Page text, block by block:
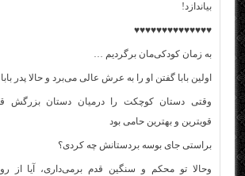
بیاندازد!
♥♥♥♥♥♥♥♥♥♥♥♥♥♥
به زمان کودکی‌مان برگردیم …
اولین بابا گفتن او را به عرش عالی می‌برد و حالا پدر
وقتی دستان کوچکت را درمیان دستان بزرگش
قویترین و بهترین حامی بود
براستی جای بوسه بردستانش چه کردی؟
وحالا تو محکم و سنگین قدم برمی‌داری، آیا از